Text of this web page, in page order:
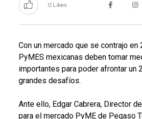
0 Likes
Con un mercado que se contrajo en
PyMES mexicanas deben tomar
importantes para poder afrontar un
grandes desafíos.
Ante ello, Edgar Cabrera, Director
para el mercado PyME de Pegaso